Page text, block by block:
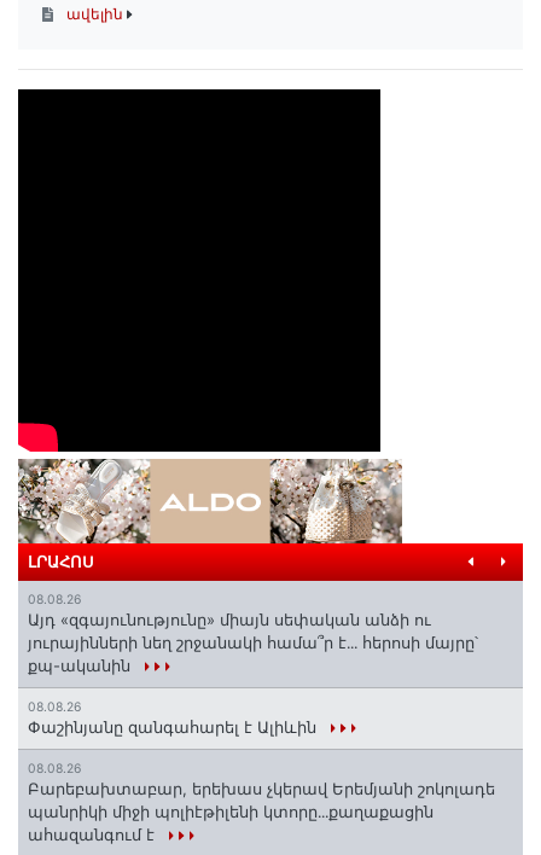
ավելին
ԼՐԱՀՈՍ
08.08.26
Այդ «զգայունությունը» միայն սեփական անձի ու
յուրայինների նեղ շրջանակի համա՞ր է․․․ հերոսի մայրը՝
քպ-ականին
08.08.26
Փաշինյանը զանգահարել է Ալիևին
08.08.26
Բարեբախտաբար, երեխաս չկերավ Երեմյանի շոկոլադե
պանրիկի միջի պոլիէթիլենի կտորը․․․քաղաքացին
ահազանգում է